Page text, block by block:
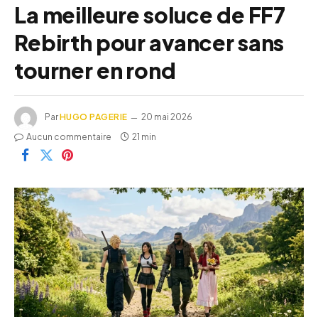
La meilleure soluce de FF7
Rebirth pour avancer sans
tourner en rond
ParHUGO PAGERIE
20 mai 2026
Aucun commentaire
21 min